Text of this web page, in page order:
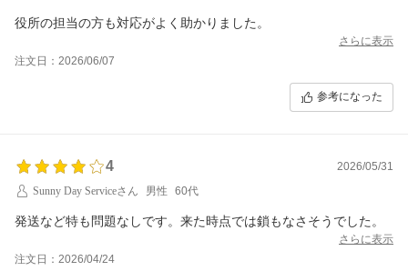
生産者との連携体制および発送確認フローの見直しを検討してまいりま
この度は貴重なご意見を賜り、誠にありがとうございました。
その他なにかございましたら、ご遠慮なくお問い合わせくださいませ。
役所の担当の方も対応がよく助かりました。
さらに表示
注文日：2026/06/07
参考になった
4
2026/05/31
Sunny Day Serviceさん
男性 60代
発送など特も問題なしです。来た時点では鎖もなさそうでした。
さらに表示
注文日：2026/04/24